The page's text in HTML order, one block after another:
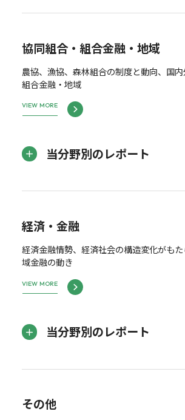
協同組合・組合金融・地域
農協、漁協、森林組合の制度と動向、国内
組合金融・地域
VIEW MORE
当分野別のレポート
経済・金融
経済金融情勢、経済社会の構造変化がも
域金融の動き
VIEW MORE
当分野別のレポート
その他